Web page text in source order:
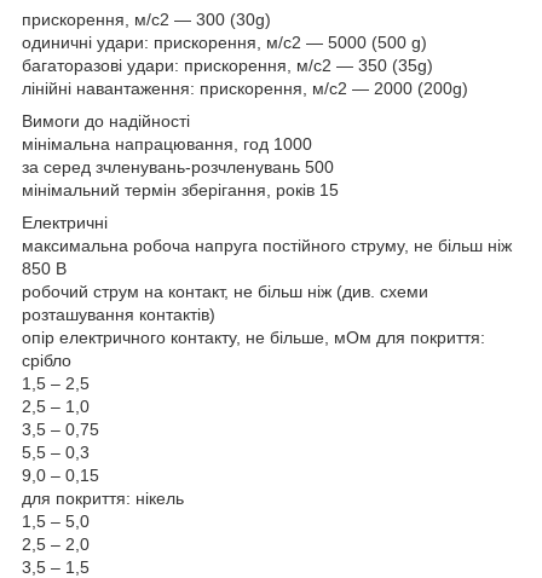
прискорення, м/с2 — 300 (30g)
одиничні удари: прискорення, м/с2 — 5000 (500 g)
багаторазові удари: прискорення, м/с2 — 350 (35g)
лінійні навантаження: прискорення, м/с2 — 2000 (200g)
Вимоги до надійності
мінімальна напрацювання, год 1000
за серед зчленувань-розчленувань 500
мінімальний термін зберігання, років 15
Електричні
максимальна робоча напруга постійного струму, не більш ніж
850 В
робочий струм на контакт, не більш ніж (див. схеми
розташування контактів)
опір електричного контакту, не більше, мОм для покриття:
срібло
1,5 – 2,5
2,5 – 1,0
3,5 – 0,75
5,5 – 0,3
9,0 – 0,15
для покриття: нікель
1,5 – 5,0
2,5 – 2,0
3,5 – 1,5